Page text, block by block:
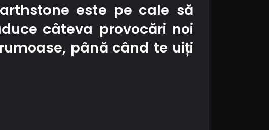
este pe cale să
câteva provocări noi
până când te uiți